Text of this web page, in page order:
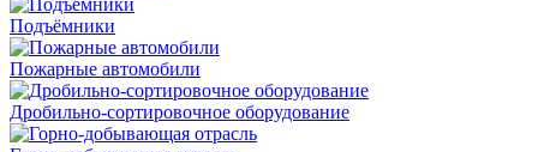
Подъёмники
Пожарные автомобили
Дробильно-сортировочное оборудование